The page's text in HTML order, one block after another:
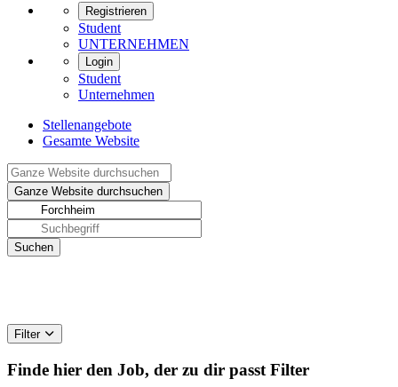
Registrieren
Student
UNTERNEHMEN
Login
Student
Unternehmen
Stellenangebote
Gesamte Website
Filter
Finde hier den Job, der zu dir passt Filter